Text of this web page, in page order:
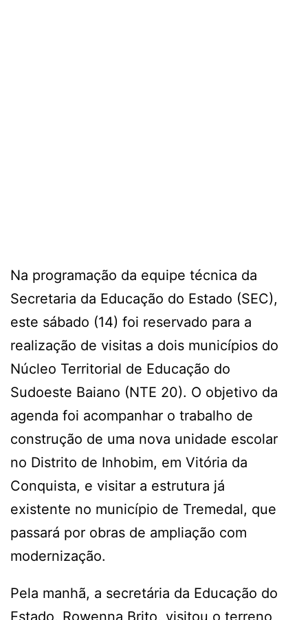
Na programação da equipe técnica da
Secretaria da Educação do Estado (SEC),
este sábado (14) foi reservado para a
realização de visitas a dois municípios do
Núcleo Territorial de Educação do
Sudoeste Baiano (NTE 20). O objetivo da
agenda foi acompanhar o trabalho de
construção de uma nova unidade escolar
no Distrito de Inhobim, em Vitória da
Conquista, e visitar a estrutura já
existente no município de Tremedal, que
passará por obras de ampliação com
modernização.
Pela manhã, a secretária da Educação do
Estado, Rowenna Brito, visitou o terreno